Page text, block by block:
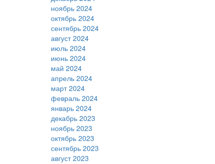
ноябрь 2024
октябрь 2024
сентябрь 2024
август 2024
июль 2024
июнь 2024
май 2024
апрель 2024
март 2024
февраль 2024
январь 2024
декабрь 2023
ноябрь 2023
октябрь 2023
сентябрь 2023
август 2023